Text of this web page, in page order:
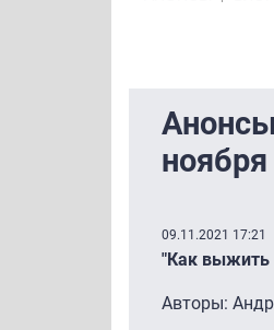
ноября
09.11.2021 17:21
"Как выжить
Авторы: